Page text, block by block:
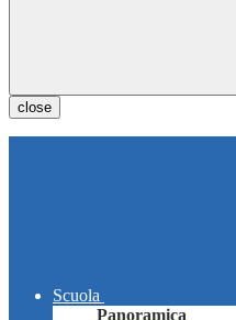
close
Scuola
Panoramica